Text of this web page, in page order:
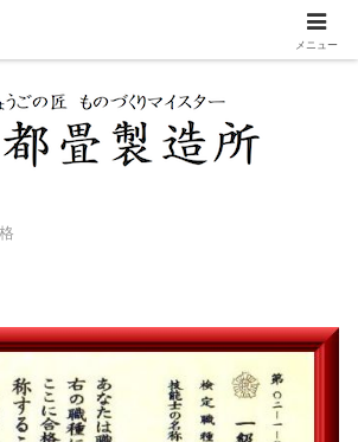
どの畳製造販売。畳を変えてリフレッシュ！赤ちゃ
メニュー